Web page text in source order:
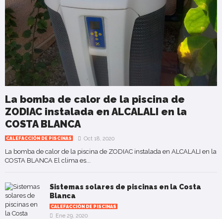
La bomba de calor de la piscina de
ZODIAC instalada en ALCALALI en la
COSTA BLANCA
CALEFACCIÓN DE PISCINAS Oct 18, 2020
La bomba de calor de la piscina de ZODIAC instalada en ALCALALI en la
COSTA BLANCA El clima es...
Sistemas solares de piscinas en la Costa
Blanca
CALEFACCIÓN DE PISCINAS
Ene 29, 2020